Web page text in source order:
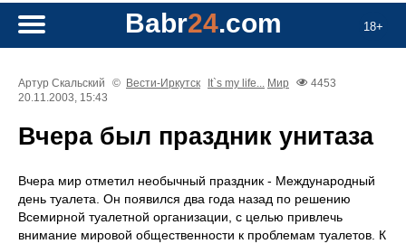
18+
Babr24.com
Артур Скальский © Вести-Иркутск It`s my life... Мир
4453
20.11.2003, 15:43
Вчера был праздник унитаза
Вчера мир отметил необычный праздник - Международный
день туалета. Он появился два года назад по решению
Всемирной туалетной организации, с целью привлечь
внимание мировой общественности к проблемам туалетов. К